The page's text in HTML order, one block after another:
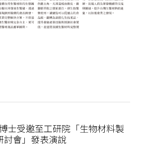
士受邀至工研院「生物材料製
討會」發表演說